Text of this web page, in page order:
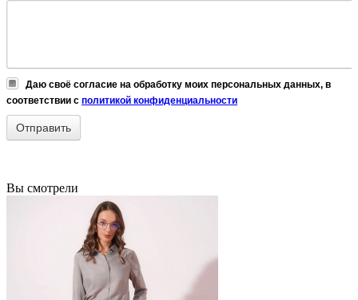
Даю своё согласие на обработку моих персональных данных, в
соответствии с политикой конфиденциальности
Вы смотрели